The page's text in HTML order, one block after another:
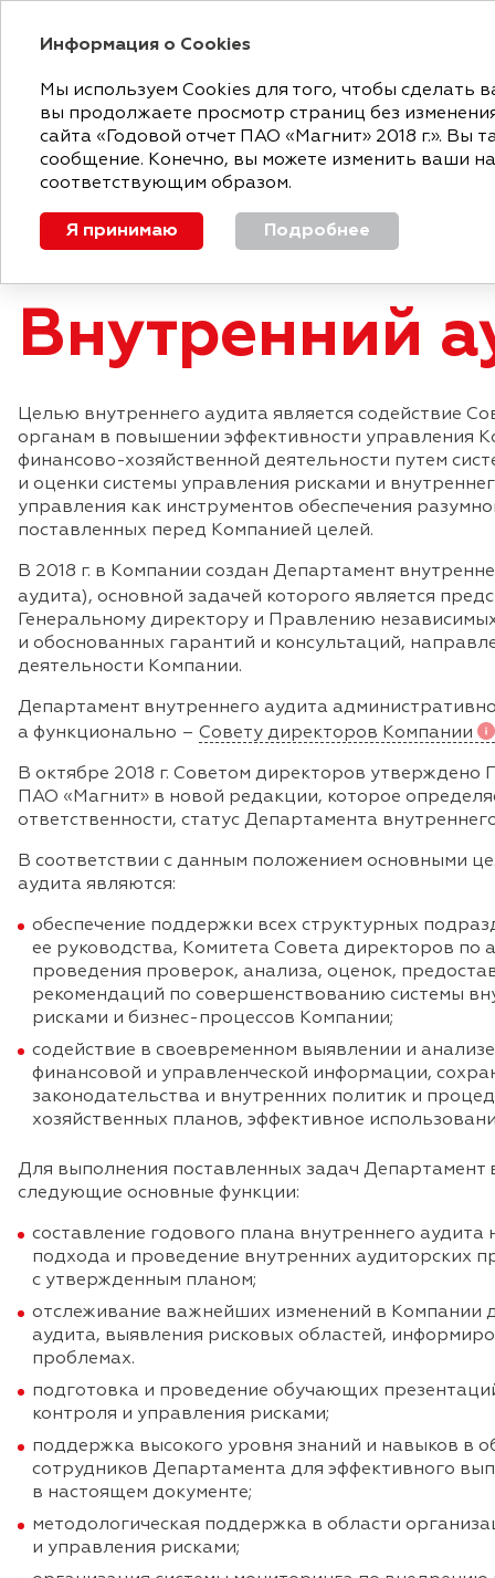
«МАГНИТ»
СЕГОДНЯ
СТРАТЕГИЧЕСКИЙ
Корпоративное управление Внутренний контроль,
Внутренний
Целью внутреннего аудита является содействие
органам в повышении эффективности управления
финансово-хозяйственной деятельности путем
и оценки системы управления рисками и
управления как инструментов обеспечения
поставленных перед Компанией целей.
В 2018 г. в Компании создан Департамент
аудита), основной задачей которого является
Генеральному директору и Правлению
и обоснованных гарантий и консультаций,
деятельности Компании.
Департамент внутреннего аудита
а функционально – Совету директоров Компании
В октябре 2018 г. Советом директоров утверждено
ПАО «Магнит» в новой редакции, которое
ответственности, статус Департамента
В соответствии с данным положением основными
аудита являются:
обеспечение поддержки всех структурных
ее руководства, Комитета Совета директоров по
проведения проверок, анализа, оценок,
рекомендаций по совершенствованию системы
рисками и бизнес-процессов Компании;
содействие в своевременном выявлении и
финансовой и управленческой информации,
законодательства и внутренних политик и
хозяйственных планов, эффективное
Для выполнения поставленных задач Департамент
следующие основные функции:
составление годового плана внутреннего
подхода и проведение внутренних аудиторских
с утвержденным планом;
отслеживание важнейших изменений в Компании
аудита, выявления рисковых областей,
проблемах.
подготовка и проведение обучающих
контроля и управления рисками;
поддержка высокого уровня знаний и навыков в
сотрудников Департамента для эффективного
в настоящем документе;
методологическая поддержка в области
и управления рисками;
Информация о Cookies
Мы используем Cookies для того, чтобы
вы продолжаете просмотр страниц без
сайта «Годовой отчет ПАО «Магнит» 2018 г.». Вы
сообщение. Конечно, вы можете изменить ваши
соответствующим образом.
Я принимаю Подробнее